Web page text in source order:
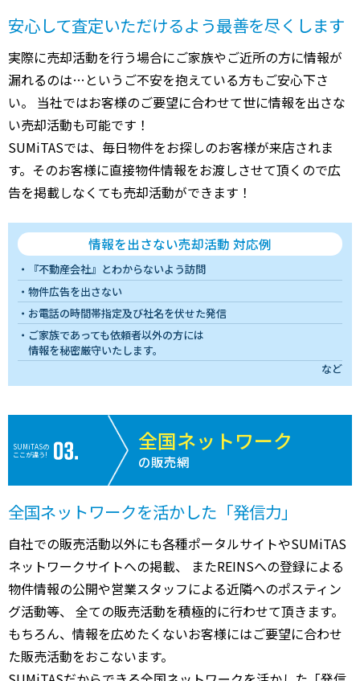
安心して査定いただけるよう最善を尽くします
実際に売却活動を行う場合にご家族やご近所の方に情報が
漏れるのは…というご不安を抱えている方もご安心下さ
い。 当社ではお客様のご要望に合わせて世に情報を出さな
い売却活動も可能です！
SUMiTASでは、毎日物件をお探しのお客様が来店されま
す。そのお客様に直接物件情報をお渡しさせて頂くので広
告を掲載しなくても売却活動ができます！
情報を出さない売却活動 対応例
『不動産会社』とわからないよう訪問
物件広告を出さない
お電話の時間帯指定及び社名を伏せた発信
ご家族であっても依頼者以外の方には
情報を秘密厳守いたします。
など
SUMiTASの
ここが違う!
全国ネットワーク
の販売網
全国ネットワークを活かした「発信力」
自社での販売活動以外にも各種ポータルサイトやSUMiTAS
ネットワークサイトへの掲載、 またREINSへの登録による
物件情報の公開や営業スタッフによる近隣へのポスティン
グ活動等、 全ての販売活動を積極的に行わせて頂きます。
もちろん、情報を広めたくないお客様にはご要望に合わせ
た販売活動をおこないます。